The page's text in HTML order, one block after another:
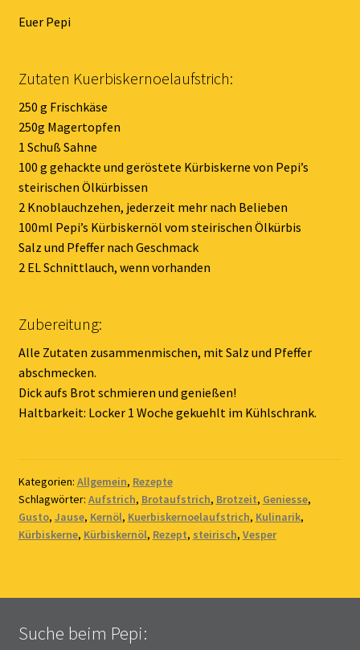
Euer Pepi
Zutaten Kuerbiskernoelaufstrich:
250 g Frischkäse
250g Magertopfen
1 Schuß Sahne
100 g gehackte und geröstete Kürbiskerne von Pepi’s
steirischen Ölkürbissen
2 Knoblauchzehen, jederzeit mehr nach Belieben
100ml Pepi’s Kürbiskernöl vom steirischen Ölkürbis
Salz und Pfeffer nach Geschmack
2 EL Schnittlauch, wenn vorhanden
Zubereitung:
Alle Zutaten zusammenmischen, mit Salz und Pfeffer
abschmecken.
Dick aufs Brot schmieren und genießen!
Haltbarkeit: Locker 1 Woche gekuehlt im Kühlschrank.
Kategorien: Allgemein, Rezepte
Schlagwörter: Aufstrich, Brotaufstrich, Brotzeit, Geniesse,
Gusto, Jause, Kernöl, Kuerbiskernoelaufstrich, Kulinarik,
Kürbiskerne, Kürbiskernöl, Rezept, steirisch, Vesper
Suche beim Pepi: